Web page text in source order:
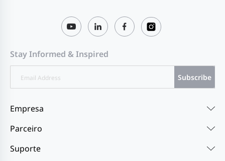
Stay Informed & Inspired
Subscribe
Empresa
Parceiro
Suporte